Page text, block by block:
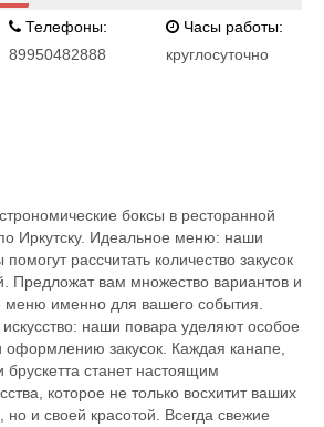
Телефоны:
89950482888
Часы работы:
круглосуточно
боксы в ресторанной
Иркутску. Идеальное меню: наши
рассчитать количество закусок
Предложат вам множество вариантов и
меню именно для вашего события.
наши повара уделяют особое
оформлению закусок. Каждая канапе,
брускетта станет настоящим
которое не только восхитит ваших
но и своей красотой. Всегда свежие